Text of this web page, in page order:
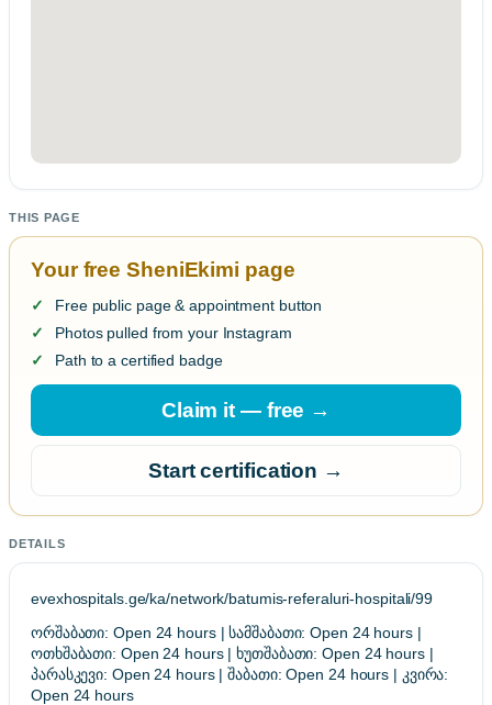
THIS PAGE
Your free SheniEkimi page
Free public page & appointment button
Photos pulled from your Instagram
Path to a certified badge
Claim it — free →
Start certification →
DETAILS
evexhospitals.ge/ka/network/batumis-referaluri-hospitali/99
ორშაბათი: Open 24 hours | სამშაბათი: Open 24 hours |
ოთხშაბათი: Open 24 hours | ხუთშაბათი: Open 24 hours |
პარასკევი: Open 24 hours | შაბათი: Open 24 hours | კვირა:
Open 24 hours